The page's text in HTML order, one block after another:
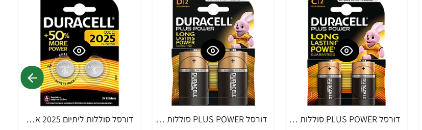
דורסל PLUS POWER סוללות C אריזת 2 יחידות - מבית Duracell
דורסל PLUS POWER סוללות D אריזת 2 יחידות - מבית Duracell
דורסל סוללות ליתיום 2025 אריזת 2 יחידות - מבית Duracell